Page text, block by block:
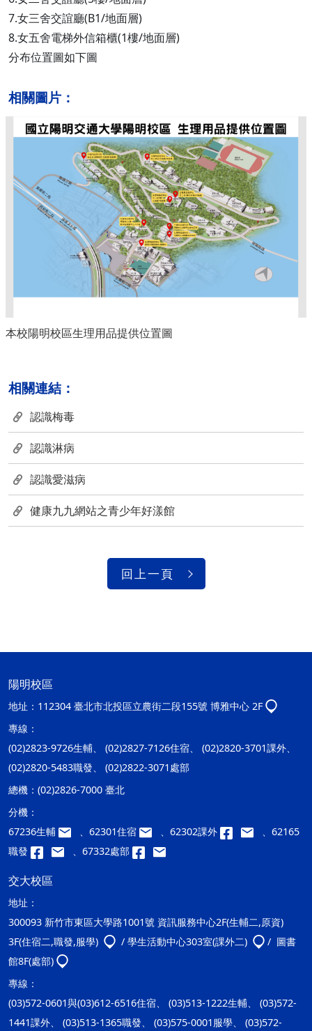
7.女三舍交誼廳(B1/地面層)
8.女五舍電梯外信箱櫃(1樓/地面層)
分布位置圖如下圖
相關圖片：
本校陽明校區生理用品提供位置圖
相關連結：
認識梅毒
認識淋病
認識愛滋病
健康九九網站之青少年好漾館
回上一頁
陽明校區
地址： 112304 臺北市北投區立農街二段155號 博雅中心 2F
專線：
(02)2823-9726生輔、 (02)2827-7126住宿、 (02)2820-3701課外、
(02)2820-5483職發、 (02)2822-3071處部
總機： (02)2826-7000 臺北
分機：
67236生輔
、62301住宿 、62302課外
、62165
職發
、67332處部
交大校區
地址：
300093 新竹市東區大學路1001號 資訊服務中心2F(生輔二,原資)
3F(住宿二,職發,服學)
/ 學生活動中心303室(課外二)
/ 圖書
館8F(處部)
專線：
(03)572-0601與(03)612-6516住宿、 (03)513-1222生輔、 (03)572-
1441課外、 (03)513-1365職發、 (03)575-0001服學、 (03)572-